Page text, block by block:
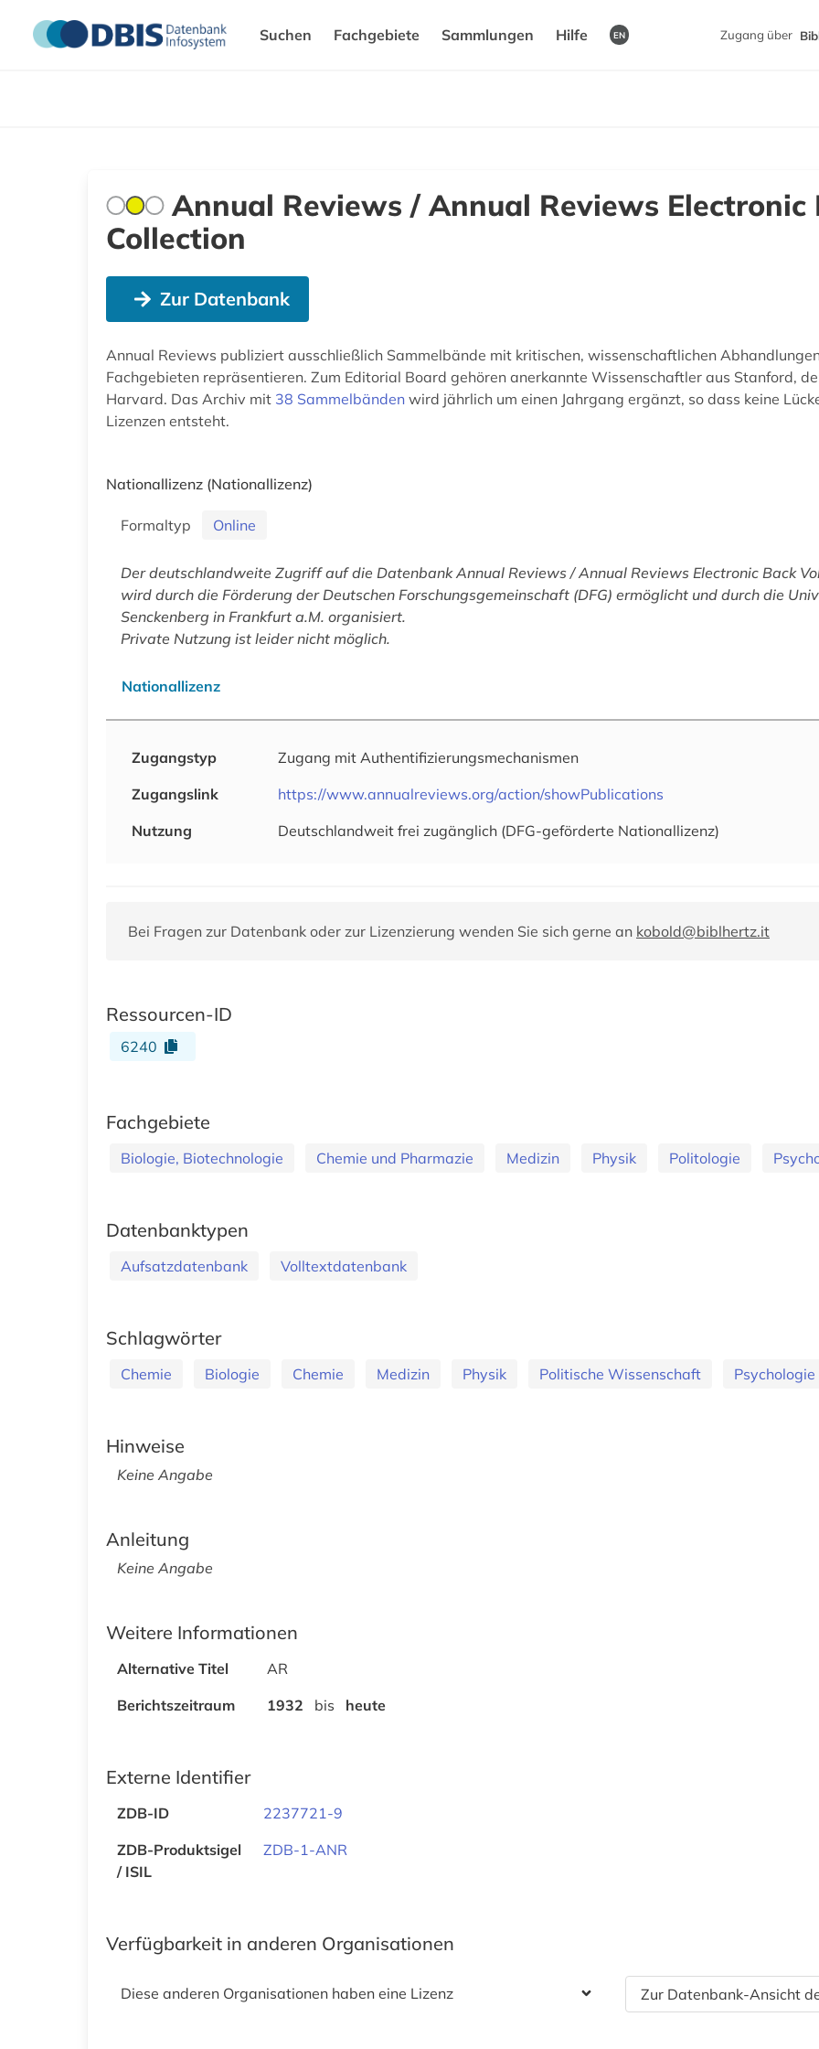
Suchen Fachgebiete Sammlungen Hilfe EN Zugang über
Annual Reviews / Annual Reviews Electronic
Collection
Zur Datenbank
Annual Reviews publiziert ausschließlich Sammelbände mit kritischen, wissenschaftlichen
Fachgebieten repräsentieren. Zum Editorial Board gehören anerkannte Wissenschaftler aus Stanford,
Harvard. Das Archiv mit 38 Sammelbänden wird jährlich um einen Jahrgang ergänzt, so dass keine
Lizenzen entsteht.
Nationallizenz (Nationallizenz)
Formaltyp Online
Der deutschlandweite Zugriff auf die DatenbankAnnual Reviews / Annual Reviews Electronic Back
wird durch die Förderung der Deutschen Forschungsgemeinschaft (DFG) ermöglicht und durch die
Senckenberg in Frankfurt a.M. organisiert.
Private Nutzung ist leider nicht möglich.
Nationallizenz
Zugangstyp
Zugang mit Authentifizierungsmechanismen
Zugangslink
https://www.annualreviews.org/action/showPublications
Nutzung
Deutschlandweit frei zugänglich (DFG-geförderte Nationallizenz)
Bei Fragen zur Datenbank oder zur Lizenzierung wenden Sie sich gerne an kobold@biblhertz.it
Ressourcen-ID
6240
Fachgebiete
Biologie, Biotechnologie Chemie und Pharmazie Medizin Physik Politologie
Datenbanktypen
Aufsatzdatenbank Volltextdatenbank
Schlagwörter
Chemie Biologie Chemie Medizin Physik Politische Wissenschaft Psychologie
Hinweise
Keine Angabe
Anleitung
Keine Angabe
Weitere Informationen
Alternative Titel
AR
Berichtszeitraum
1932 bis heute
Externe Identifier
ZDB-ID
2237721-9
ZDB-Produktsigel
/ ISIL
ZDB-1-ANR
Verfügbarkeit in anderen Organisationen
Diese anderen Organisationen haben eine Lizenz Zur Datenbank-Ansicht